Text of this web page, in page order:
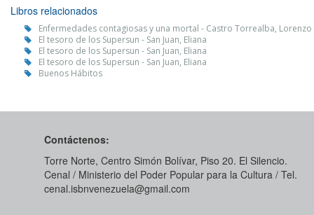
Libros relacionados
Enfermedades contagiosas y una mortal - Castro Torrealba,
El tesoro de los Supersun - San Juan, Eliana
El tesoro de los Supersun - San Juan, Eliana
El tesoro de los Supersun - San Juan, Eliana
Buenos Hábitos
Contáctenos:
Torre Norte, Centro Simón Bolívar, Piso 20. El Silencio.
Cenal / Ministerio del Poder Popular para la Cultura / Tel.
cenal.isbnvenezuela@gmail.com